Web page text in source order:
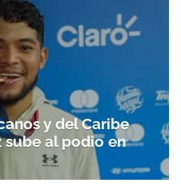
y del Caribe
sube al podio en